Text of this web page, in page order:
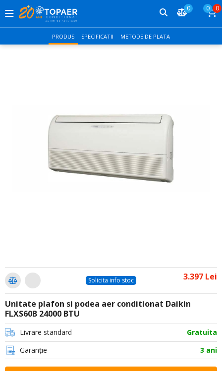
0 0 0
PRODUS SPECIFICATII METODE DE PLATA
Solicita info stoc 3.397 Lei
Unitate plafon si podea aer conditionat Daikin
FLXS60B 24000 BTU
Livrare standard
Gratuita
Garanție
3 ani